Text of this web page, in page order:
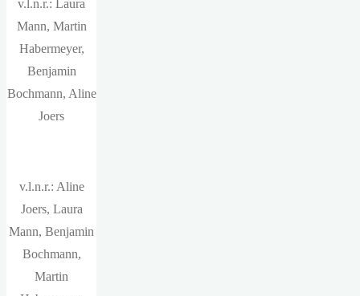
v.l.n.r.: Laura
Mann, Martin
Habermeyer,
Benjamin
Bochmann, Aline
Joers
v.l.n.r.: Aline
Joers, Laura
Mann, Benjamin
Bochmann,
Martin